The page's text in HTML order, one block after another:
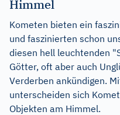
Himmel
Kometen bieten ein
und faszinierten schon
diesen hell leuchtenden
Götter, oft aber auch
Verderben ankündigen.
unterscheiden sich
Objekten am Himmel.